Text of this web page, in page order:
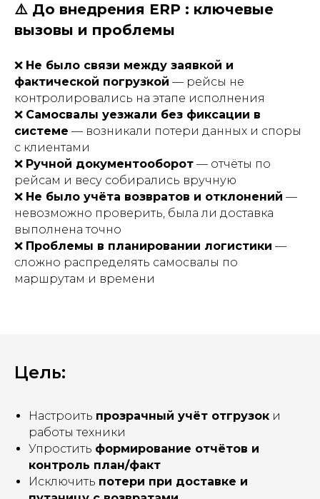
⚠️ До внедрения ERP : ключевые
вызовы и проблемы
❌ Не было связи между заявкой и
фактической погрузкой — рейсы не
контролировались на этапе исполнения
❌ Самосвалы уезжали без фиксации в
системе — возникали потери данных и споры
с клиентами
❌ Ручной документооборот — отчёты по
рейсам и весу собирались вручную
❌ Не было учёта возвратов и отклонений —
невозможно проверить, была ли доставка
выполнена точно
❌ Проблемы в планировании логистики —
сложно распределять самосвалы по
маршрутам и времени
Цель:
Настроить прозрачный учёт отгрузок и
работы техники
Упростить формирование отчётов и
контроль план/факт
Исключить потери при доставке и